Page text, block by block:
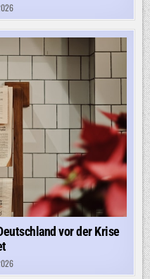
vor der Krise